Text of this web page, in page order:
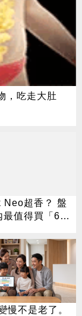
，吃走大肚
Neo超香？ 盤
最值得買「6款
慢不是老了。